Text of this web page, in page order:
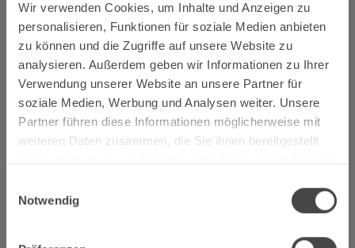
Wir verwenden Cookies, um Inhalte und Anzeigen zu
personalisieren, Funktionen für soziale Medien anbieten
zu können und die Zugriffe auf unsere Website zu
analysieren. Außerdem geben wir Informationen zu Ihrer
Verwendung unserer Website an unsere Partner für
soziale Medien, Werbung und Analysen weiter. Unsere
Partner führen diese Informationen möglicherweise mit
weiteren Daten zusammen, die Sie ihnen bereitgestellt
Notwendig
Moselland eG überraschte die Weinhoheiten mit dieser
Aktion. Statt in Keller und Abfüllhalle ging es hinaus in die
Weinlandschaft. Vorstandsvorsitzender Henning Seibert
und Marketingleiter Thomas Ambré von der Moselland eG
begleiteten die Weinmajestäten - mit dabei waren auch
die Weinköniginnen von Nahe und Pfalz - auf der Tour mit
"Mosel on Wheels" vom Campingplatz Erden über
Aus einer völlig anderen Perspektive erfuhren die jungen
einer Bootsfahrt mit Lagenverkostung auf der Mosel